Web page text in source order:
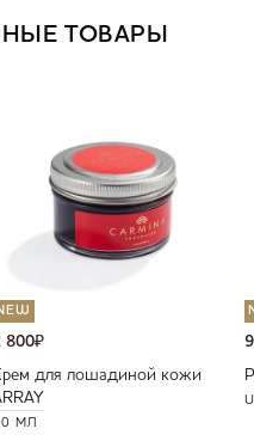
ТОВАРЫ
800₽
для лошадиной кожи
МЛ